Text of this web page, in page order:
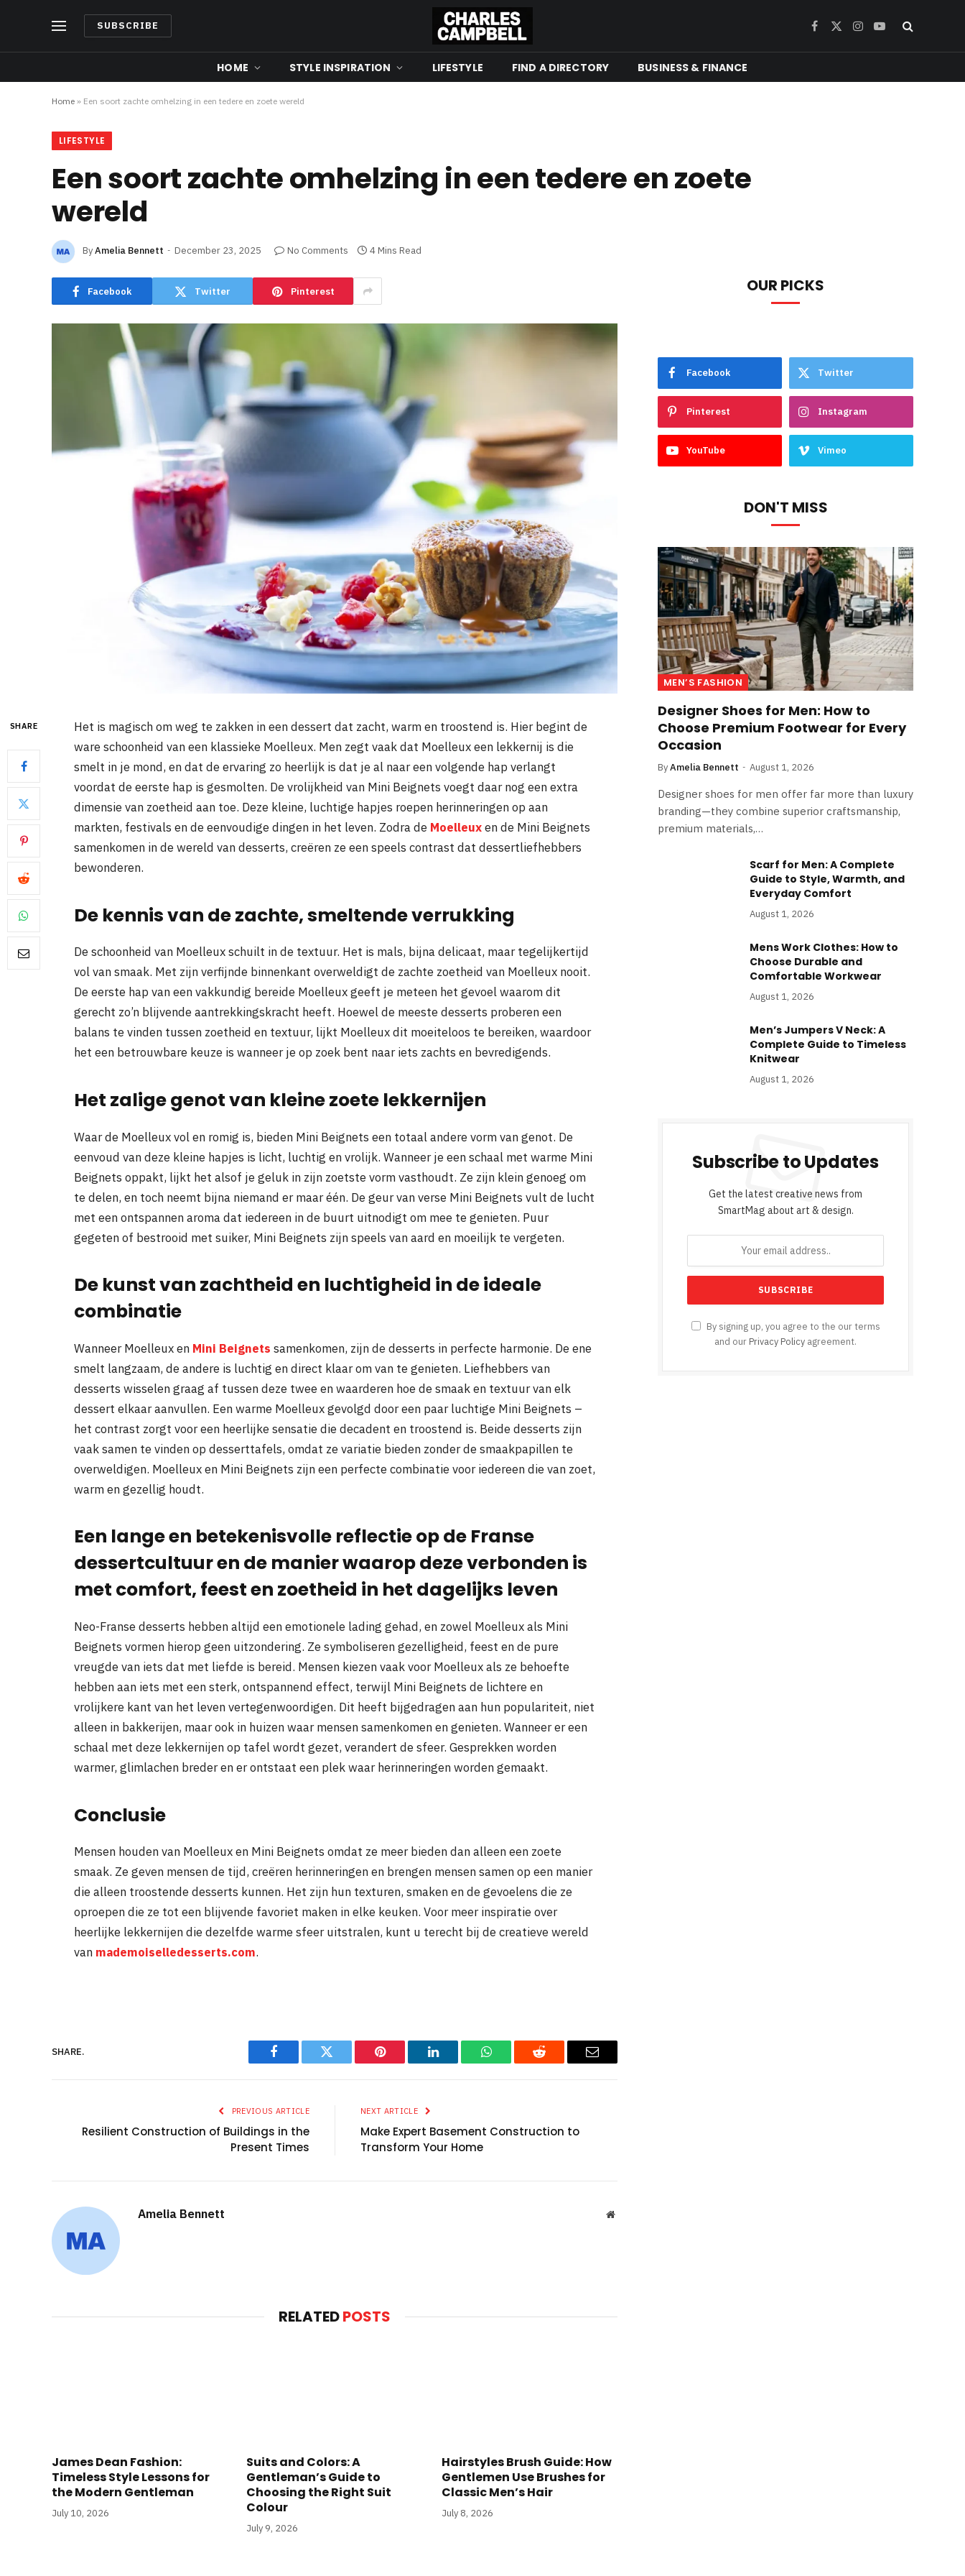
SUBSCRIBE Facebook
X
Instagram
YouTube
HOME STYLE INSPIRATION LIFESTYLE FIND A DIRECTORY BUSINESS & FINANCE
Home » Een soort zachte omhelzing in een tedere en zoete wereld
LIFESTYLE
Een soort zachte omhelzing in een tedere en zoete
wereld
ByAmelia Bennett December 23, 2025 No Comments 4 Mins Read
Facebook Twitter Pinterest
SHARE
Het is magisch om weg te zakken in een dessert dat zacht, warm en troostend is. Hier begint de
ware schoonheid van een klassieke Moelleux. Men zegt vaak dat Moelleux een lekkernij is die
smelt in je mond, en dat de ervaring zo heerlijk is dat je al naar een volgende hap verlangt
voordat de eerste hap is gesmolten. De vrolijkheid van Mini Beignets voegt daar nog een extra
dimensie van zoetheid aan toe. Deze kleine, luchtige hapjes roepen herinneringen op aan
markten, festivals en de eenvoudige dingen in het leven. Zodra de Moelleuxen de Mini Beignets
samenkomen in de wereld van desserts, creëren ze een speels contrast dat dessertliefhebbers
bewonderen.
De kennis van de zachte, smeltende verrukking
De schoonheid van Moelleux schuilt in de textuur. Het is mals, bijna delicaat, maar tegelijkertijd
vol van smaak. Met zijn verfijnde binnenkant overweldigt de zachte zoetheid van Moelleux nooit.
De eerste hap van een vakkundig bereide Moelleux geeft je meteen het gevoel waarom dit
gerecht zo’n blijvende aantrekkingskracht heeft. Hoewel de meeste desserts proberen een
balans te vinden tussen zoetheid en textuur, lijkt Moelleux dit moeiteloos te bereiken, waardoor
het een betrouwbare keuze is wanneer je op zoek bent naar iets zachts en bevredigends.
Het zalige genot van kleine zoete lekkernijen
Waar de Moelleux vol en romig is, bieden Mini Beignets een totaal andere vorm van genot. De
eenvoud van deze kleine hapjes is licht, luchtig en vrolijk. Wanneer je een schaal met warme Mini
Beignets oppakt, lijkt het alsof je geluk in zijn zoetste vorm vasthoudt. Ze zijn klein genoeg om
te delen, en toch neemt bijna niemand er maar één. De geur van verse Mini Beignets vult de lucht
met een ontspannen aroma dat iedereen in de buurt uitnodigt om mee te genieten. Puur
gegeten of bestrooid met suiker, Mini Beignets zijn speels van aard en moeilijk te vergeten.
De kunst van zachtheid en luchtigheid in de ideale
combinatie
Wanneer Moelleux en Mini Beignets samenkomen, zijn de desserts in perfecte harmonie. De ene
smelt langzaam, de andere is luchtig en direct klaar om van te genieten. Liefhebbers van
desserts wisselen graag af tussen deze twee en waarderen hoe de smaak en textuur van elk
dessert elkaar aanvullen. Een warme Moelleux gevolgd door een paar luchtige Mini Beignets –
het contrast zorgt voor een heerlijke sensatie die decadent en troostend is. Beide desserts zijn
vaak samen te vinden op desserttafels, omdat ze variatie bieden zonder de smaakpapillen te
overweldigen. Moelleux en Mini Beignets zijn een perfecte combinatie voor iedereen die van zoet,
warm en gezellig houdt.
Een lange en betekenisvolle reflectie op de Franse
dessertcultuur en de manier waarop deze verbonden is
met comfort, feest en zoetheid in het dagelijks leven
Neo-Franse desserts hebben altijd een emotionele lading gehad, en zowel Moelleux als Mini
Beignets vormen hierop geen uitzondering. Ze symboliseren gezelligheid, feest en de pure
vreugde van iets dat met liefde is bereid. Mensen kiezen vaak voor Moelleux als ze behoefte
hebben aan iets met een sterk, ontspannend effect, terwijl Mini Beignets de lichtere en
vrolijkere kant van het leven vertegenwoordigen. Dit heeft bijgedragen aan hun populariteit, niet
alleen in bakkerijen, maar ook in huizen waar mensen samenkomen en genieten. Wanneer er een
schaal met deze lekkernijen op tafel wordt gezet, verandert de sfeer. Gesprekken worden
warmer, glimlachen breder en er ontstaat een plek waar herinneringen worden gemaakt.
Conclusie
Mensen houden van Moelleux en Mini Beignets omdat ze meer bieden dan alleen een zoete
smaak. Ze geven mensen de tijd, creëren herinneringen en brengen mensen samen op een manier
die alleen troostende desserts kunnen. Het zijn hun texturen, smaken en de gevoelens die ze
oproepen die ze tot een blijvende favoriet maken in elke keuken. Voor meer inspiratie over
heerlijke lekkernijen die dezelfde warme sfeer uitstralen, kunt u terecht bij de creatieve wereld
van mademoiselledesserts.com.
SHARE.
Facebook Twitter Pinterest LinkedIn WhatsAppReddit Email
PREVIOUS ARTICLE
Resilient Construction of Buildings in the
Present Times
NEXT ARTICLE
Make Expert Basement Construction to
Transform Your Home
Amelia Bennett Website
RELATEDPOSTS
James Dean Fashion:
Timeless Style Lessons for
the Modern Gentleman
July 10, 2026
Suits and Colors: A
Gentleman’s Guide to
Choosing the Right Suit
Colour
July 9, 2026
Hairstyles Brush Guide: How
Gentlemen Use Brushes for
Classic Men’s Hair
July 8, 2026
OUR PICKS
Facebook Twitter
Pinterest Instagram
YouTube Vimeo
DON'T MISS
MEN’S FASHION
Designer Shoes for Men: How to
Choose Premium Footwear for Every
Occasion
ByAmelia Bennett August 1, 2026
Designer shoes for men offer far more than luxury
branding—they combine superior craftsmanship,
premium materials,…
Scarf for Men: A Complete
Guide to Style, Warmth, and
Everyday Comfort
August 1, 2026
Mens Work Clothes: How to
Choose Durable and
Comfortable Workwear
August 1, 2026
Men’s Jumpers V Neck: A
Complete Guide to Timeless
Knitwear
August 1, 2026
Subscribe to Updates
Get the latest creative news from
SmartMag about art & design.
By signing up, you agree to the our terms
and our Privacy Policy agreement.